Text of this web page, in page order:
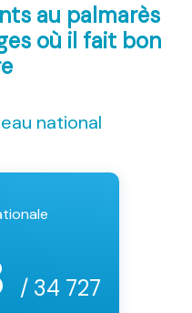
au palmarès
où il fait bon
national
/ 34 727